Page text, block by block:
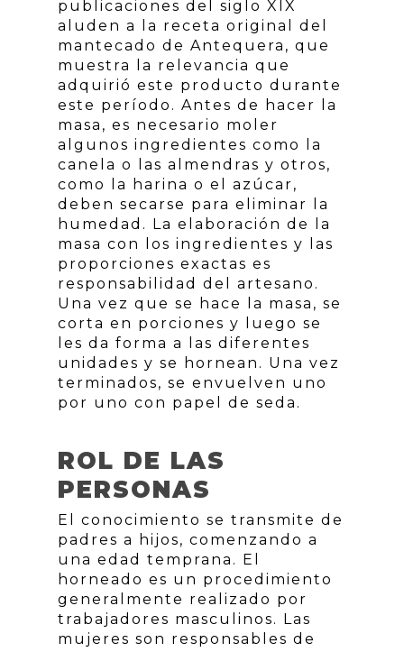
publicaciones del siglo XIX
aluden a la receta original del
mantecado de Antequera, que
muestra la relevancia que
adquirió este producto durante
este período. Antes de hacer la
masa, es necesario moler
algunos ingredientes como la
canela o las almendras y otros,
como la harina o el azúcar,
deben secarse para eliminar la
humedad. La elaboración de la
masa con los ingredientes y las
proporciones exactas es
responsabilidad del artesano.
Una vez que se hace la masa, se
corta en porciones y luego se
les da forma a las diferentes
unidades y se hornean. Una vez
terminados, se envuelven uno
por uno con papel de seda.
ROL DE LAS
PERSONAS
El conocimiento se transmite de
padres a hijos, comenzando a
una edad temprana. El
horneado es un procedimiento
generalmente realizado por
trabajadores masculinos. Las
mujeres son responsables de